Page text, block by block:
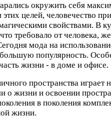
окружить себя
целей, человечество
свойствами. В
требовало от человека,
мода на
популярность.
жизни - в доме и офисе.
пространства
о жизни и освоении
в поколения
жизни.